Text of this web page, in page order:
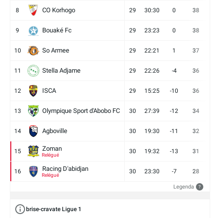
8 CO Korhogo 29 30:30 0 38
9 Bouaké Fc 29 23:23 0 38
10 So Armee 29 22:21 1 37
11 Stella Adjame 29 22:26 -4 36
12 ISCA 29 15:25 -10 36
13 Olympique Sport d'Abobo FC 30 27:39 -12 34
14 Agboville 30 19:30 -11 32
15 Zoman
Relégué
30 19:32 -13 31
16 Racing D'abidjan
Relégué
30 23:30 -7 28
Legenda ?
brise-cravate Ligue 1